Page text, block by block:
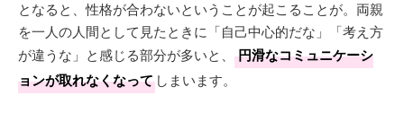
となると、性格が合わないということが起こることが。両親
を一人の人間として見たときに「自己中心的だな」「考え方
が違うな」と感じる部分が多いと、
円滑なコミュニケーシ
ョンが取れなくなって しまいます。